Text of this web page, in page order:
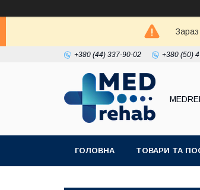
+380 (44) 337-90-02 +380 (50)
ГОЛОВНА ТОВАРИ ТА